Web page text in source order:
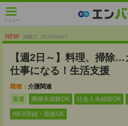
メニュー
NEW 掲載日 :2026/08/07
【週2日～】料理、掃除
仕事になる！生活支援
職種： 介護関連
派遣
職種未経験OK 社会人未経験OK
WEB登録・面接OK